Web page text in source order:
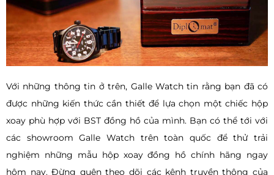
Với những thông tin ở trên, Galle Watch tin rằng bạn đã có
được những kiến thức cần thiết để lựa chọn một chiếc hộp
xoay phù hợp với BST đồng hồ của mình. Bạn có thể tới với
các showroom Galle Watch trên toàn quốc để thử trải
nghiệm những mẫu hộp xoay đồng hồ chính hãng ngay
hôm nay. Đừng quên theo dõi các kênh truyền thông của